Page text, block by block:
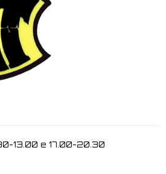
13.00 e 17.00-20.30